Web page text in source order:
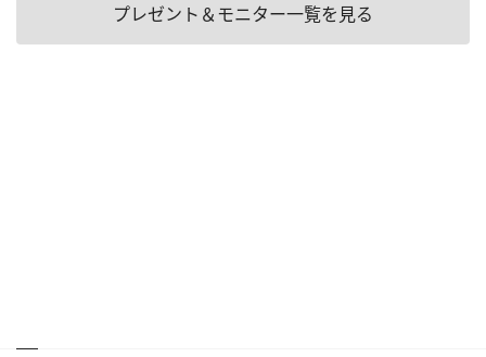
プレゼント＆モニター一覧を見る